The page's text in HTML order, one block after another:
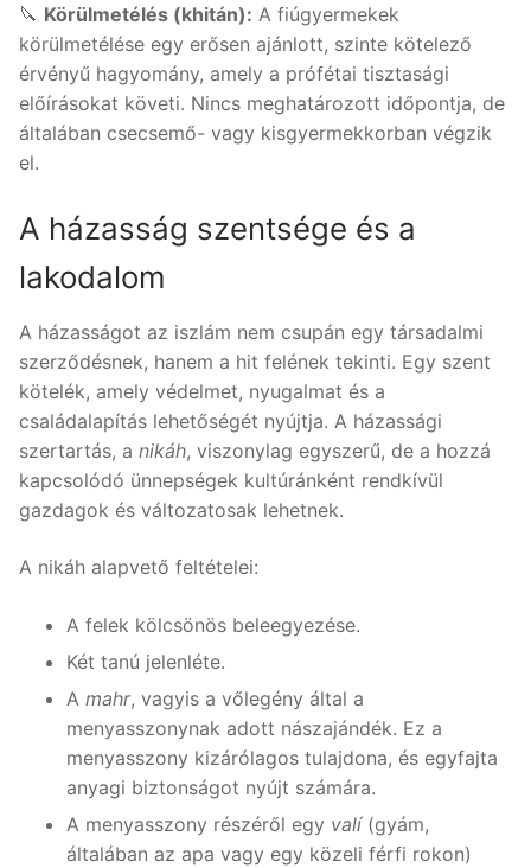
🔪 Körülmetélés (khitán): A fiúgyermekek
körülmetélése egy erősen ajánlott, szinte kötelező
érvényű hagyomány, amely a prófétai tisztasági
előírásokat követi. Nincs meghatározott időpontja, de
általában csecsemő- vagy kisgyermekkorban végzik
el.
A házasság szentsége és a
lakodalom
A házasságot az iszlám nem csupán egy társadalmi
szerződésnek, hanem a hit felének tekinti. Egy szent
kötelék, amely védelmet, nyugalmat és a
családalapítás lehetőségét nyújtja. A házassági
szertartás, a nikáh, viszonylag egyszerű, de a hozzá
kapcsolódó ünnepségek kultúránként rendkívül
gazdagok és változatosak lehetnek.
A nikáh alapvető feltételei:
A felek kölcsönös beleegyezése.
Két tanú jelenléte.
A mahr, vagyis a vőlegény által a
menyasszonynak adott nászajándék. Ez a
menyasszony kizárólagos tulajdona, és egyfajta
anyagi biztonságot nyújt számára.
A menyasszony részéről egy valí(gyám,
általában az apa vagy egy közeli férfi rokon)